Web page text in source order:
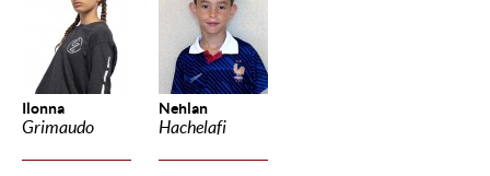
Ilonna
Grimaudo
Nehlan
Hachelafi